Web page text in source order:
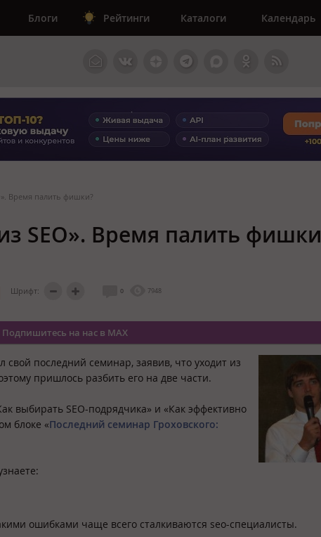
Блоги Рейтинги Каталоги Календарь
Время палить фишки?
SEO». Время палить
Шрифт: 0 7948
Подпишитесь на нас в MAX
свой последний семинар, заявив, что уходит из
пришлось разбить его на две части.
выбирать SEO-подрядчика» и «Как эффективно
блоке «Последний семинар Гроховского:
ошибками чаще всего сталкиваются seo-специалисты.